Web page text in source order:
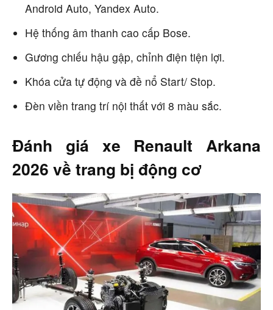
Android Auto, Yandex Auto.
Hệ thống âm thanh cao cấp Bose.
Gương chiếu hậu gập, chỉnh điện tiện lợi.
Khóa cửa tự động và đề nổ Start/ Stop.
Đèn viền trang trí nội thất với 8 màu sắc.
Đánh giá xe Renault Arkana
2026 về trang bị động cơ